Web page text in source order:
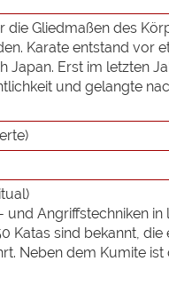
die Gliedmaßen des
Karate entstand vor
Japan. Erst im letzten
und gelangte
Angriffstechniken in
Katas sind bekannt,
Neben dem Kumite ist